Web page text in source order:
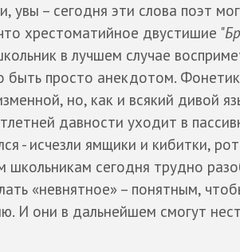
увы – сегодня эти слова поэт
хрестоматийное двустишие "
в лучшем случае
быть просто анекдотом.
но, как и всякий дивой
давности уходит в
- исчезли ямщики и кибитки,
сегодня трудно
«невнятное» – понятным,
И они в дальнейшем смогут